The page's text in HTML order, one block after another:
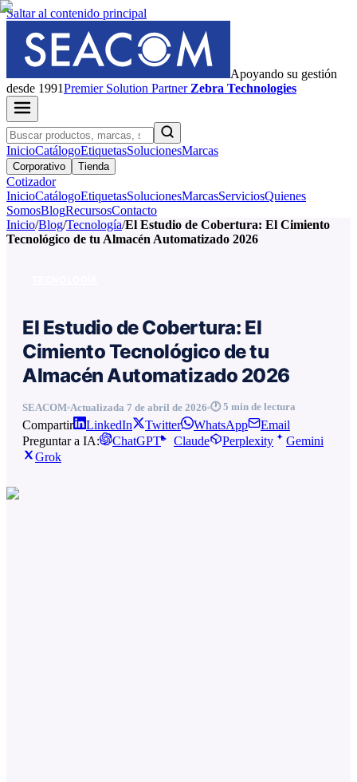
Saltar al contenido principal
Apoyando su gestión
desde 1991PremierSolution Partner Zebra Technologies
InicioCatálogoEtiquetasSolucionesMarcas
Corporativo Tienda
Cotizador
InicioCatálogoEtiquetasSolucionesMarcasServiciosQuienes
SomosBlogRecursosContacto
Inicio/Blog/Tecnología/El Estudio de Cobertura: El Cimiento
Tecnológico de tu Almacén Automatizado 2026
El Estudio de Cobertura: El
Cimiento Tecnológico de tu
Almacén Automatizado 2026
SEACOM Actualizada 7 de abril de 2026 🕐 5 min de lectura
Compartir LinkedIn Twitter WhatsApp
Email
Preguntar a IA:
ChatGPT Claude Perplexity
Gemini
Grok